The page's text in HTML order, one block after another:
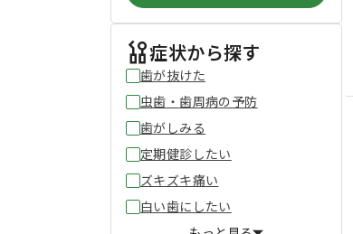
症状から探す
歯が抜けた
虫歯・歯周病の予防
歯がしみる
定期健診したい
ズキズキ痛い
白い歯にしたい